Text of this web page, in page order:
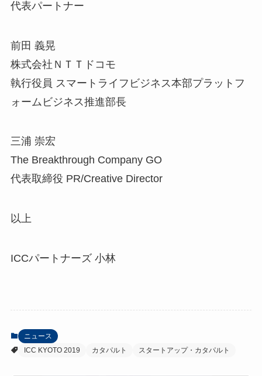
代表パートナー
前田 義晃
株式会社ＮＴＴドコモ
執行役員 スマートライフビジネス本部プラットフ
ォームビジネス推進部長
三浦 崇宏
The Breakthrough Company GO
代表取締役 PR/Creative Director
以上
ICCパートナーズ 小林
ニュース
ICC KYOTO 2019
カタパルト スタートアップ・カタパルト